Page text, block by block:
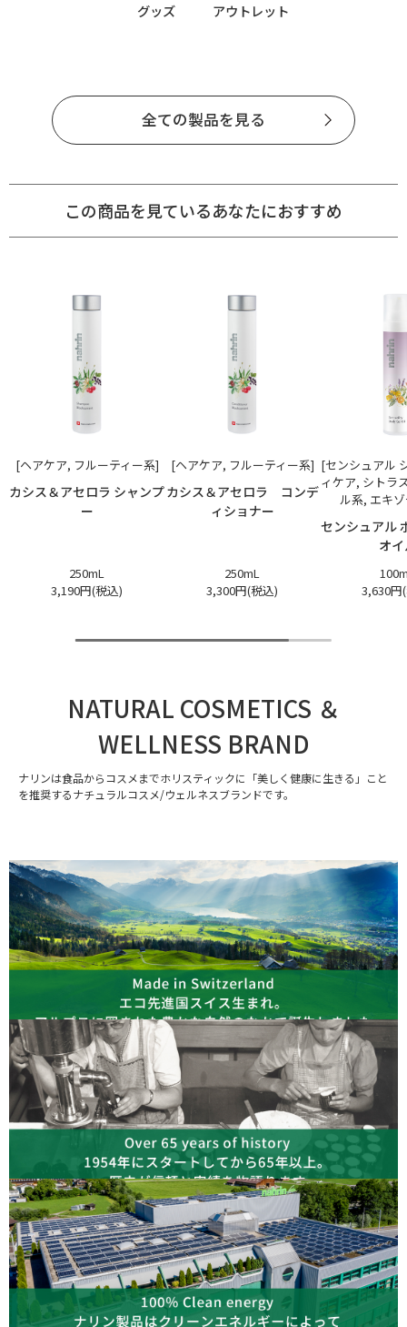
グッズ アウトレット
全ての製品を見る
この商品を見ているあなたにおすすめ
[ヘアケア, フルーティー系]
カシス＆アセロラ シャンプ
ー
250mL
3,190円(税込)
[ヘアケア, フルーティー系]
カシス＆アセロラ コンデ
ィショナー
250mL
3,300円(税込)
[センシュアル
ィケア, シトラ
ル系, エキ
センシュアル
オ
3,630円
NATURAL COSMETICS ＆
WELLNESS BRAND
ナリンは食品からコスメまでホリスティックに「美しく健康に生きる」こと
を推奨するナチュラルコスメ/ウェルネスブランドです。